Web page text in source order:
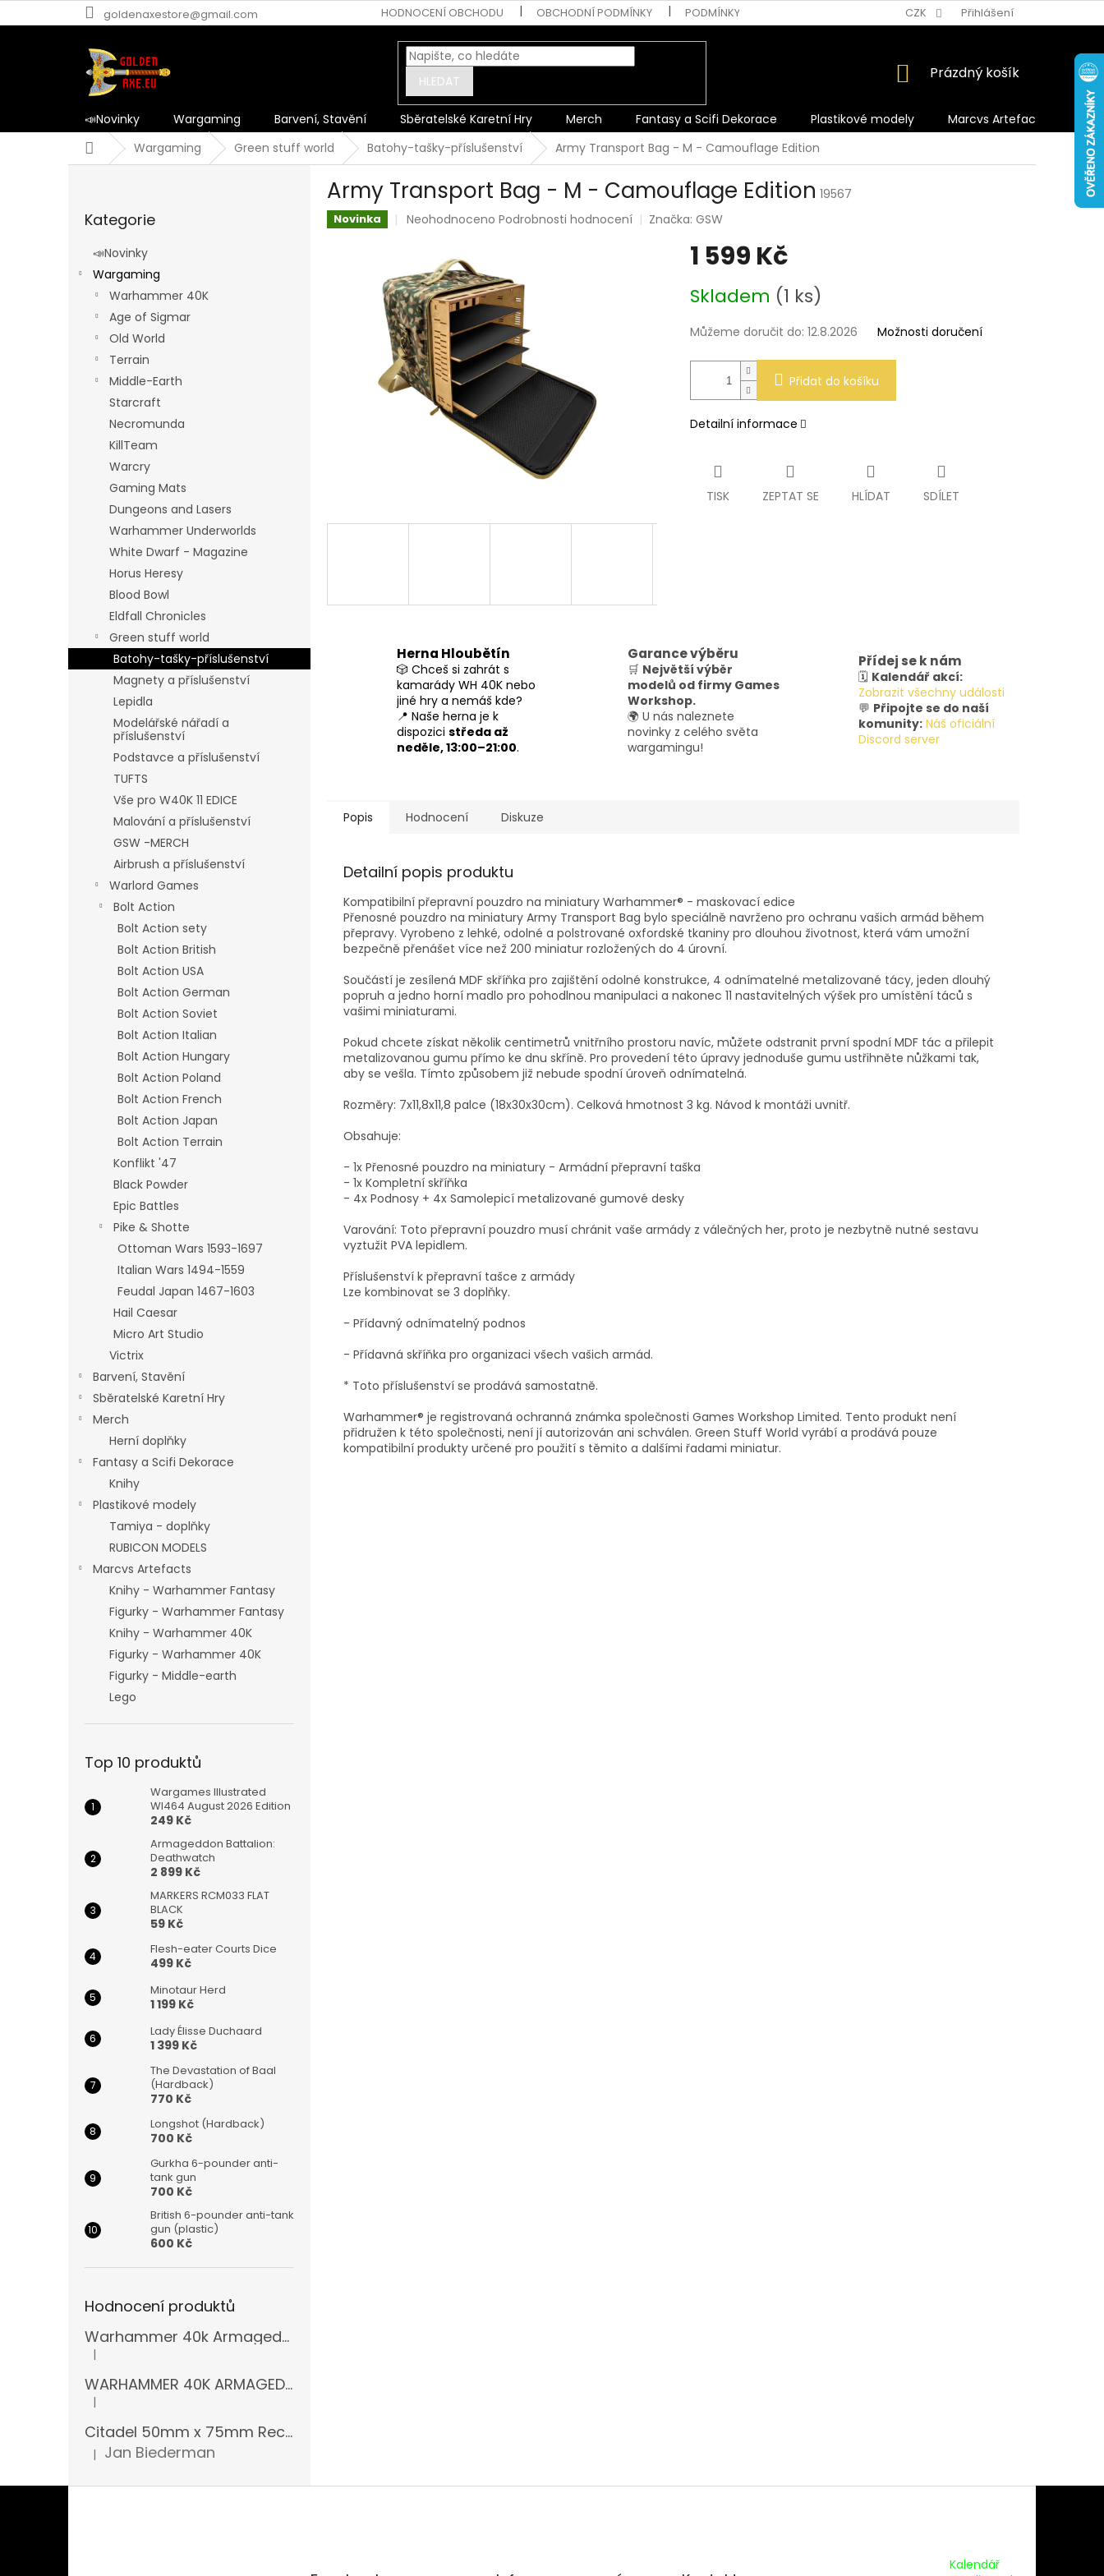
na
goldenaxestore@gmail.com HODNOCENÍ OBCHODU OBCHODNÍ PODMÍNKY PODMÍNKY OCHRANY OSOBNÍCH ÚDAJŮ CZK Přihlášení
HLEDAT
NÁKUPNÍ
Prázdný košík
📣Novinky Wargaming Barvení, Stavění Sběratelské Karetní Hry Merch Fantasy a Scifi Dekorace Plastikové modely
Marcvs Artefacts
DomůWargaming Green stuff world Batohy-tašky-příslušenství Army Transport Bag - M - Camouflage Edition
kategorie
Kategorie
📣Novinky
Wargaming
Warhammer 40K
Age of Sigmar
Old World
Terrain
Middle-Earth
Starcraft
Necromunda
KillTeam
Warcry
Gaming Mats
Dungeons and Lasers
Warhammer Underworlds
White Dwarf - Magazine
Horus Heresy
Blood Bowl
Eldfall Chronicles
Green stuff world
Batohy-tašky-příslušenství
Magnety a příslušenství
Lepidla
Modelářské nářadí a
příslušenství
Podstavce a příslušenství
TUFTS
Vše pro W40K 11 EDICE
Malování a příslušenství
GSW -MERCH
Airbrush a příslušenství
Warlord Games
Bolt Action
Bolt Action sety
Bolt Action British
Bolt Action USA
Bolt Action German
Bolt Action Soviet
Bolt Action Italian
Bolt Action Hungary
Bolt Action Poland
Bolt Action French
Bolt Action Japan
Bolt Action Terrain
Konflikt '47
Black Powder
Epic Battles
Pike & Shotte
Ottoman Wars 1593-1697
Italian Wars 1494-1559
Feudal Japan 1467-1603
Hail Caesar
Micro Art Studio
Victrix
Barvení, Stavění
Sběratelské Karetní Hry
Merch
Herní doplňky
Fantasy a Scifi Dekorace
Knihy
Plastikové modely
Tamiya - doplňky
RUBICON MODELS
Marcvs Artefacts
Knihy - Warhammer Fantasy
Figurky - Warhammer Fantasy
Knihy - Warhammer 40K
Figurky - Warhammer 40K
Figurky - Middle-earth
Lego
Top 10 produktů
Wargames Illustrated
WI464 August 2026 Edition
249 Kč
Armageddon Battalion:
Deathwatch
2 899 Kč
MARKERS RCM033 FLAT
BLACK
59 Kč
Flesh-eater Courts Dice
499 Kč
Minotaur Herd
1 199 Kč
Lady Élisse Duchaard
1 399 Kč
The Devastation of Baal
(Hardback)
770 Kč
Longshot (Hardback)
700 Kč
Gurkha 6-pounder anti-
tank gun
700 Kč
British 6-pounder anti-tank
gun (plastic)
600 Kč
Hodnocení produktů
Warhammer 40k Armageddon Orks (Bazar)
Hodnocení produktu je 5 z 5 hvězdiček.
|
WARHAMMER 40K ARMAGEDDON 11 EDICE
Hodnocení produktu je 5 z 5 hvězdiček.
|
Citadel 50mm x 75mm Rectangular Bases
Hodnocení produktu je 5 z 5 hvězdiček.
| Jan Biederman
Army Transport Bag - M - Camouflage Edition 19567
Novinka
Průměrné
0,0
z
5
hvězdiček.
Neohodnoceno Podrobnosti hodnocení Značka: GSW
1 599 Kč
cena:
Skladem (1 ks)
Můžeme doručit do: 12.8.2026 Možnosti doručení
Přidat do košíku
Detailní informace
TISK ZEPTAT SE HLÍDAT SDÍLET
Herna Hloubětín
🎲 Chceš si zahrát s
kamarády WH 40K nebo
jiné hry a nemáš kde?
📍 Naše herna je k
dispozici středa až
neděle, 13:00–21:00.
Garance výběru
🛒 Největší výběr
modelů od firmy Games
Workshop.
🌍 U nás naleznete
novinky z celého světa
wargamingu!
Přídej se k nám
🗓️ Kalendář akcí:
Zobrazit všechny události
💬 Připojte se do naší
komunity: Náš oficiální
Discord server
Popis Hodnocení Diskuze
Detailní popis produktu
Kompatibilní přepravní pouzdro na miniatury Warhammer® - maskovací edice
Přenosné pouzdro na miniatury Army Transport Bag bylo speciálně navrženo pro ochranu vašich armád během
přepravy. Vyrobeno z lehké, odolné a polstrované oxfordské tkaniny pro dlouhou životnost, která vám umožní
bezpečně přenášet více než 200 miniatur rozložených do 4 úrovní.
Součástí je zesílená MDF skříňka pro zajištění odolné konstrukce, 4 odnímatelné metalizované tácy, jeden dlouhý
popruh a jedno horní madlo pro pohodlnou manipulaci a nakonec 11 nastavitelných výšek pro umístění táců s
vašimi miniaturami.
Pokud chcete získat několik centimetrů vnitřního prostoru navíc, můžete odstranit první spodní MDF tác a přilepit
metalizovanou gumu přímo ke dnu skříně. Pro provedení této úpravy jednoduše gumu ustřihněte nůžkami tak,
aby se vešla. Tímto způsobem již nebude spodní úroveň odnímatelná.
Rozměry: 7x11,8x11,8 palce (18x30x30cm). Celková hmotnost 3 kg. Návod k montáži uvnitř.
Obsahuje:
- 1x Přenosné pouzdro na miniatury - Armádní přepravní taška
- 1x Kompletní skříňka
- 4x Podnosy + 4x Samolepicí metalizované gumové desky
Varování: Toto přepravní pouzdro musí chránit vaše armády z válečných her, proto je nezbytně nutné sestavu
vyztužit PVA lepidlem.
Příslušenství k přepravní tašce z armády
Lze kombinovat se 3 doplňky.
- Přídavný odnímatelný podnos
- Přídavná skříňka pro organizaci všech vašich armád.
* Toto příslušenství se prodává samostatně.
Warhammer® je registrovaná ochranná známka společnosti Games Workshop Limited. Tento produkt není
přidružen k této společnosti, není jí autorizován ani schválen. Green Stuff World vyrábí a prodává pouze
kompatibilní produkty určené pro použití s ​​těmito a dalšími řadami miniatur.
Kalendář Akcí:Kalendář